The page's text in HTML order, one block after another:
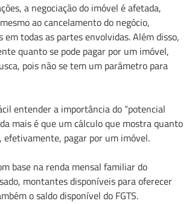
a negociação do imóvel é afetada,
ao cancelamento do negócio,
em todas as partes envolvidas. Além disso,
quanto se pode pagar por um imóvel,
pois não se tem um parâmetro para
entender a importância do “potencial
mais é que um cálculo que mostra quanto
efetivamente, pagar por um imóvel.
base na renda mensal familiar do
montantes disponíveis para oferecer
o saldo disponível do FGTS.